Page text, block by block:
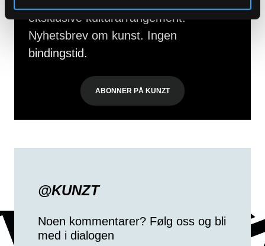
eksklusive kulturarrangement.
Nyhetsbrev om kunst. Ingen
bindingstid.
ABONNER PÅ KUNZT
@KUNZT
Noen kommentarer? Følg oss og bli
med i dialogen